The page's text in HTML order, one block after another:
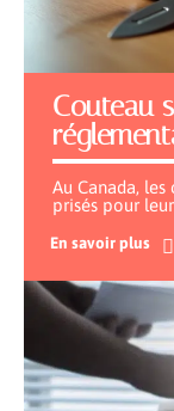
Couteau
Au Canada,
prisés pour leur
En savoir plus